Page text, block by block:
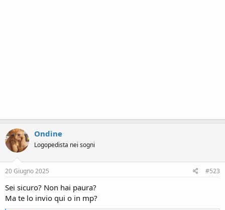
Ondine
Logopedista nei sogni
20 Giugno 2025 #523
Sei sicuro? Non hai paura?
Ma te lo invio qui o in mp?